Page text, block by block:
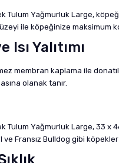
Tulum Yağmurluk Large,
ile köpeğinize maksimum
Isı Yalıtımı
membran kaplama ile
olanak tanır.
Tulum Yağmurluk Large, 33
Fransız Bulldog gibi